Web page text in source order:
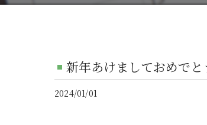
新年あけましておめでと
2024/01/01